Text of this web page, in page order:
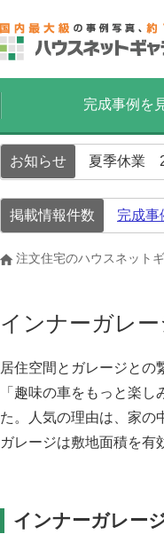
完成事例を
お知らせ 夏季休業
掲載情報件数 完成事
注文住宅のハウスネット
インナーガレ
居住空間とガレージとの
「趣味の車をもっと楽
た。人気の理由は、家の
ガレージは敷地面積を有
インナーガレー